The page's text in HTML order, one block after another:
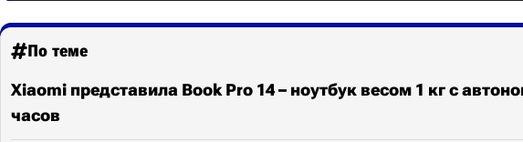
По теме
Xiaomi представила Book Pro 14 – ноутбук весом 1 кг с
часов